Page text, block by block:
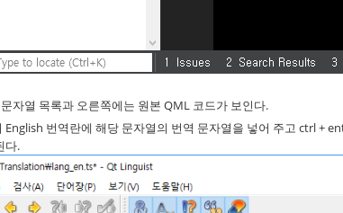
자열 목록과 오른쪽에는 원본 QML 코드가 보인다.
English 번역란에 해당 문자열의 번역 문자열을 넣어 주고 ctrl +
다.